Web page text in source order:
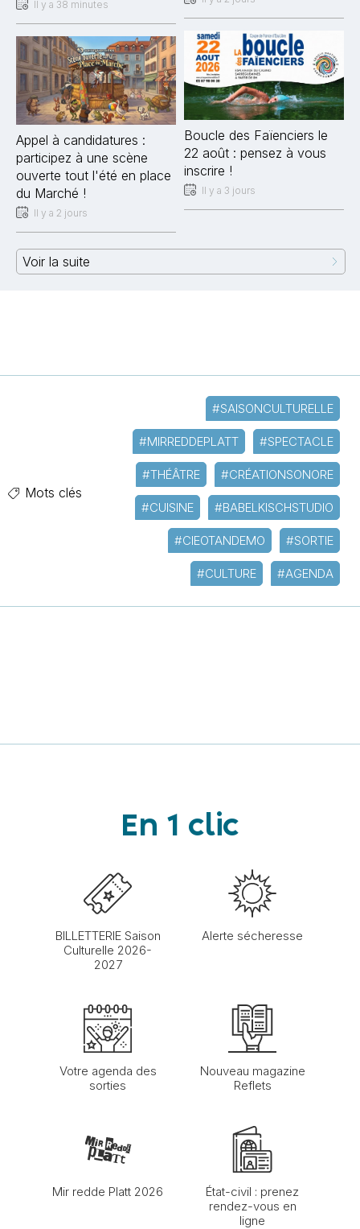
Il y a 38 minutes
Appel à candidatures :
participez à une scène
ouverte tout l'été en place
du Marché !
Il y a 2 jours
Boucle des Faïenciers le
22 août : pensez à vous
inscrire !
Il y a 3 jours
Voir la suite
Mots clés
#SAISONCULTURELLE
#MIRREDDEPLATT #SPECTACLE
#THÉÂTRE #CRÉATIONSONORE
#CUISINE #BABELKISCHSTUDIO
#CIEOTANDEMO #SORTIE
#CULTURE #AGENDA
En 1 clic
BILLETTERIE Saison
Culturelle 2026-
2027
Alerte sécheresse
Votre agenda des
sorties
Nouveau magazine
Reflets
Mir redde Platt 2026
État-civil : prenez
rendez-vous en
ligne